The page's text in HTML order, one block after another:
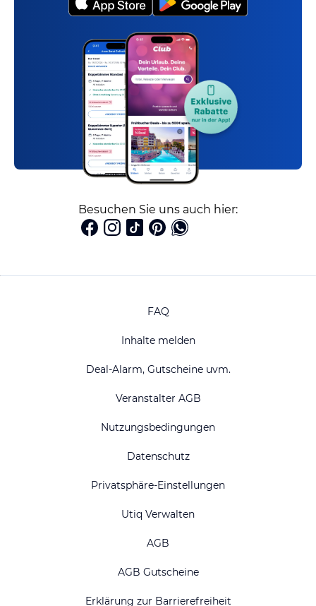
Besuchen Sie uns auch hier:
FAQ
Inhalte melden
Deal-Alarm, Gutscheine uvm.
Veranstalter AGB
Nutzungsbedingungen
Datenschutz
Privatsphäre-Einstellungen
Utiq Verwalten
AGB
AGB Gutscheine
Erklärung zur Barrierefreiheit